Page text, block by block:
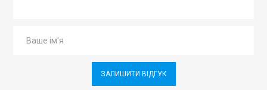
ЗАЛИШИТИ ВІДГУК